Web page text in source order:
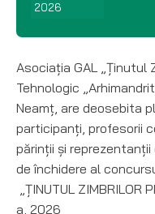
2026
Asociația GAL „Ținutul
Tehnologic
Neamț, are deosebita
participanți, profesorii
părinții și
de închidere al
„ȚINUTUL ZIMBRILOR
a, 2026